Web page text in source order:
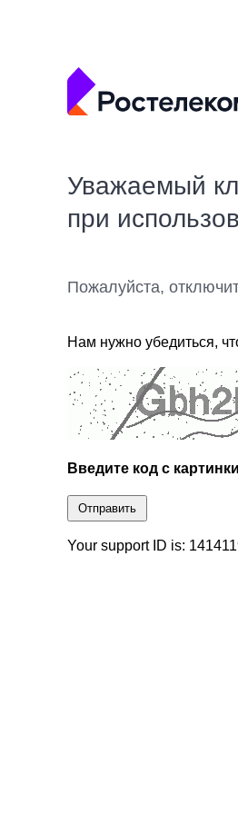
Уважаемый
при
Пожалуйста,
Нам нужно убедиться,
Введите код с
Отправить
Your support ID is: